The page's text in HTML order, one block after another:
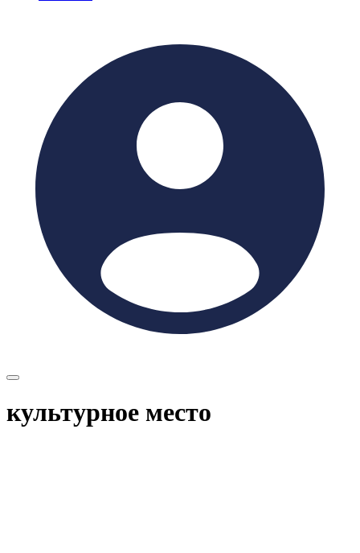
культурное место